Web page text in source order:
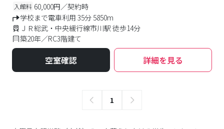
入館料 60,000円／契約時
学校まで電車利用 35分 5850m
ＪＲ総武・中央緩行線市川駅 徒歩14分
築20年／RC3階建て
空室確認 詳細を見る
1